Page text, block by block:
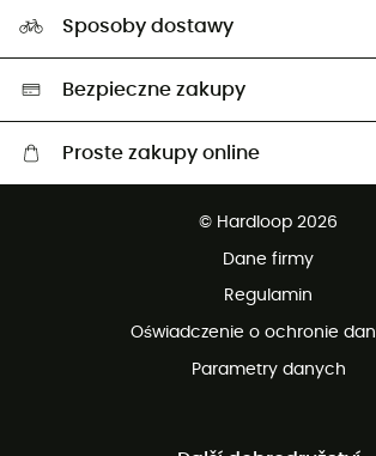
Ambasadorzy
Wybrane produkty eko
Sposoby dostawy
Bezpieczne zakupy
Proste zakupy online
© Hardloop 2026
Dane firmy
Regulamin
Oświadczenie o ochronie
Parametry danych